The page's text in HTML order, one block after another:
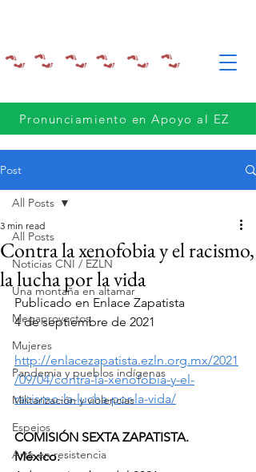
Pronunciamiento en Apoyo al EZ
Post
All Posts
Noticias CNI / EZLN
Una montaña en altamar
Megaproyectos
Mujeres
Pandemia y pueblos indígenas
Militarización y violencias
Espejos
Arte en resistencia
All Posts
Contra la xenofobia y el racismo,
la lucha por la vida
3 min read
Publicado en Enlace Zapatista
4 de septiembre de 2021
http://enlacezapatista.ezln.org.mx/2021
/09/04/contra-la-xenofobia-y-el-
racismo-la-lucha-por-la-vida/
COMISIÓN SEXTA ZAPATISTA.
México.